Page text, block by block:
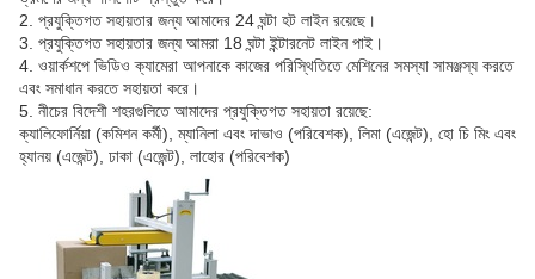
2. প্রযুক্তিগত সহায়তার জন্য আমাদের 24 ঘন্টা হট লাইন রয়েছে।
3. প্রযুক্তিগত সহায়তার জন্য আমরা 18 ঘন্টা ইন্টারনেট লাইন পাই।
4. ওয়ার্কশপে ভিডিও ক্যামেরা আপনাকে কাজের পরিস্থিতিতে মেশিনের সমস্যা সামঞ্জস্য করতে
এবং সমাধান করতে সহায়তা করে।
5. নীচের বিদেশী শহরগুলিতে আমাদের প্রযুক্তিগত সহায়তা রয়েছে:
ক্যালিফোর্নিয়া (কমিশন কর্মী), ম্যানিলা এবং দাভাও (পরিবেশক), লিমা (এজেন্ট), হো চি মিং এবং
হ্যানয় (এজেন্ট), ঢাকা (এজেন্ট), লাহোর (পরিবেশক)